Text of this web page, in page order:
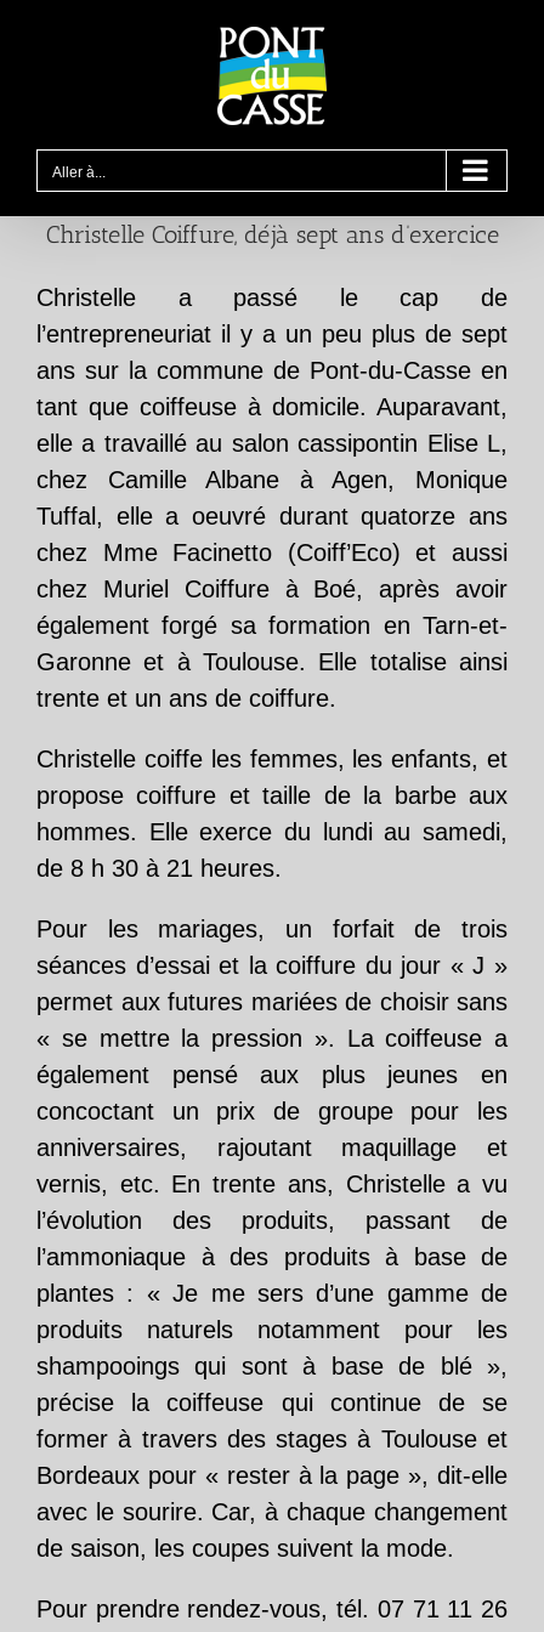
Aller à...
Christelle Coiffure, déjà sept ans d’exercice
Christelle a passé le cap de
l’entrepreneuriat il y a un peu plus de sept
ans sur la commune de Pont-du-Casse en
tant que coiffeuse à domicile. Auparavant,
elle a travaillé au salon cassipontin Elise L,
chez Camille Albane à Agen, Monique
Tuffal, elle a oeuvré durant quatorze ans
chez Mme Facinetto (Coiff’Eco) et aussi
chez Muriel Coiffure à Boé, après avoir
également forgé sa formation en Tarn-et-
Garonne et à Toulouse. Elle totalise ainsi
trente et un ans de coiffure.
Christelle coiffe les femmes, les enfants, et
propose coiffure et taille de la barbe aux
hommes. Elle exerce du lundi au samedi,
de 8 h 30 à 21 heures.
Pour les mariages, un forfait de trois
séances d’essai et la coiffure du jour « J »
permet aux futures mariées de choisir sans
« se mettre la pression ». La coiffeuse a
également pensé aux plus jeunes en
concoctant un prix de groupe pour les
anniversaires, rajoutant maquillage et
vernis, etc. En trente ans, Christelle a vu
l’évolution des produits, passant de
l’ammoniaque à des produits à base de
plantes : « Je me sers d’une gamme de
produits naturels notamment pour les
shampooings qui sont à base de blé »,
précise la coiffeuse qui continue de se
former à travers des stages à Toulouse et
Bordeaux pour « rester à la page », dit-elle
avec le sourire. Car, à chaque changement
de saison, les coupes suivent la mode.
Pour prendre rendez-vous, tél. 07 71 11 26